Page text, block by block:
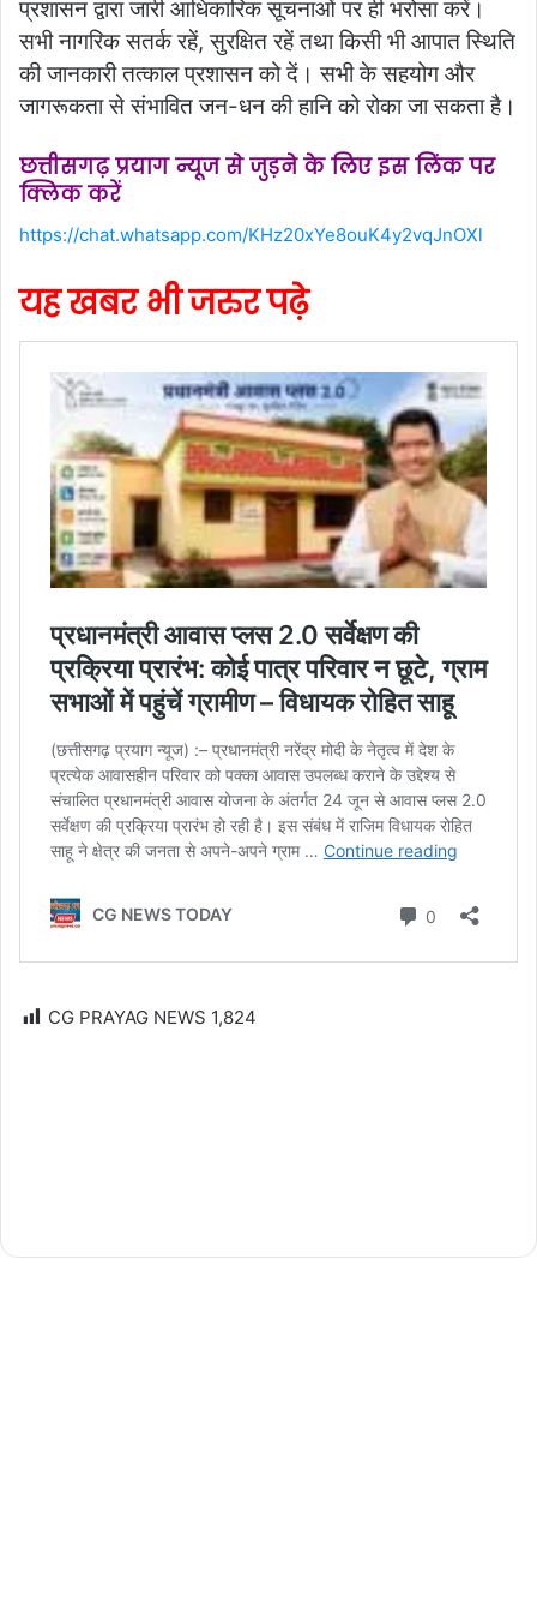
प्रशासन द्वारा जारी आधिकारिक सूचनाओं पर ही भरोसा करें।
सभी नागरिक सतर्क रहें, सुरक्षित रहें तथा किसी भी आपात स्थिति
की जानकारी तत्काल प्रशासन को दें। सभी के सहयोग और
जागरूकता से संभावित जन-धन की हानि को रोका जा सकता है।
छत्तीसगढ़ प्रयाग न्यूज से जुड़ने के लिए इस लिंक पर
क्लिक करें
https://chat.whatsapp.com/KHz20xYe8ouK4y2vqJnOXl
यह खबर भी जरुर पढ़े
CG PRAYAG NEWS 1,824